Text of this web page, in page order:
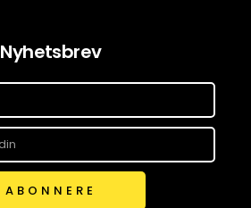
Nyhetsbrev
ABONNERE